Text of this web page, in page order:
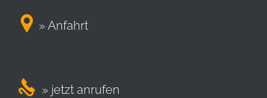
 » Anfahrt
 » jetzt anrufen